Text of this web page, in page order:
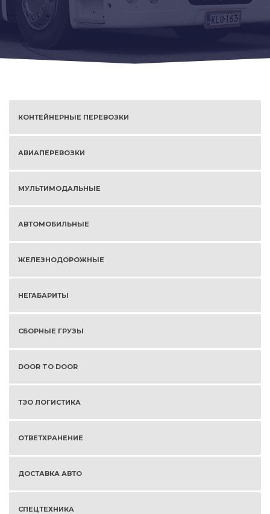
КОНТЕЙНЕРНЫЕ ПЕРЕВОЗКИ
АВИАПЕРЕВОЗКИ
МУЛЬТИМОДАЛЬНЫЕ
АВТОМОБИЛЬНЫЕ
ЖЕЛЕЗНОДОРОЖНЫЕ
НЕГАБАРИТЫ
СБОРНЫЕ ГРУЗЫ
DOOR TO DOOR
ТЭО ЛОГИСТИКА
ОТВЕТХРАНЕНИЕ
ДОСТАВКА АВТО
СПЕЦТЕХНИКА